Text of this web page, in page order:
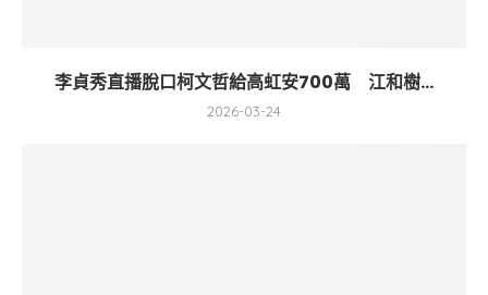
李貞秀直播脫口柯文哲給高虹安700萬 江和樹...
2026-03-24